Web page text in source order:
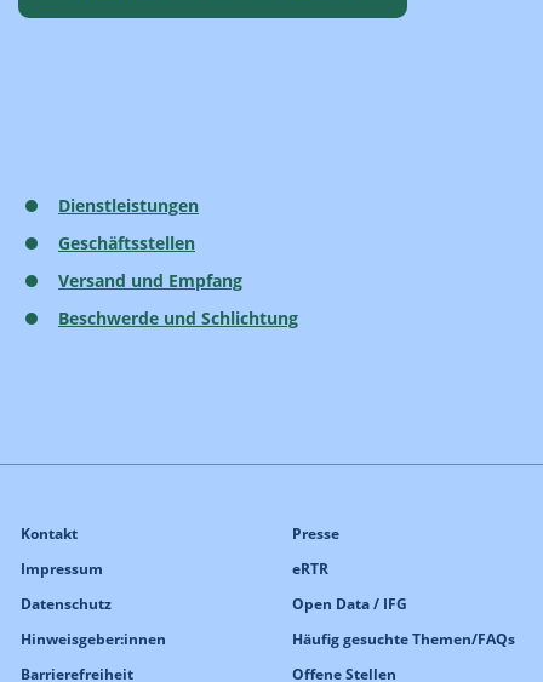
Dienstleistungen
Geschäftsstellen
Versand und Empfang
Beschwerde und Schlichtung
Kontakt
Impressum
Datenschutz
Hinweisgeber:innen
Barrierefreiheit
Presse
eRTR
Open Data / IFG
Häufig gesuchte Themen/FAQs
Offene Stellen